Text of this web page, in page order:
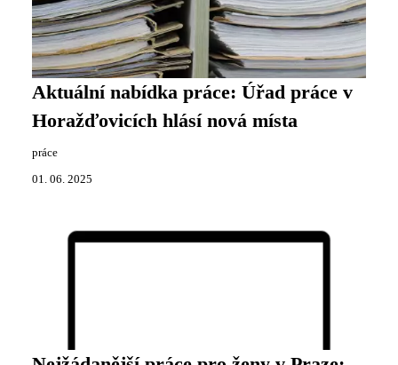
Aktuální nabídka práce: Úřad práce v
Horažďovicích hlásí nová místa
práce
01. 06. 2025